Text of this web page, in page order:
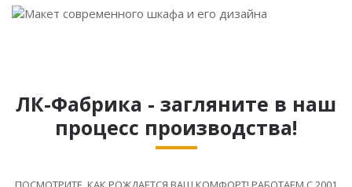
ЛК-Фабрика - загляните в наш
процесс производства!